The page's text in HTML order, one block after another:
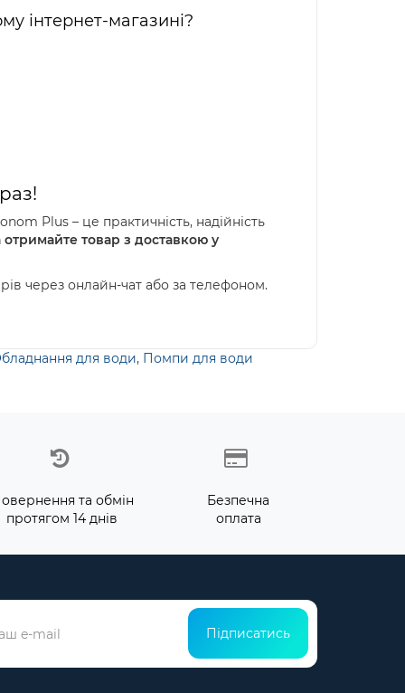
інтернет-магазині?
Plus – це практичність, надійність
товар з доставкою у
через онлайн-чат або за телефоном.
для води, Помпи для води
та обмін
протягом 14 днів
Безпечна
оплата
Підписатись